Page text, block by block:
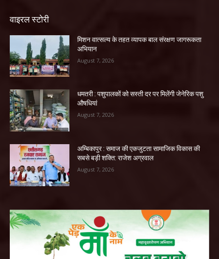
वाइरल स्टोरी
मिशन वात्सल्य के तहत व्यापक बाल संरक्षण जागरूकता
अभियान
August 7, 2026
धमतरी : पशुपालकों को सस्ती दर पर मिलेंगी जेनेरिक पशु
औषधियां
August 7, 2026
अम्बिकापुर : समाज की एकजुटता सामाजिक विकास की
सबसे बड़ी शक्ति: राजेश अग्रवाल
August 7, 2026